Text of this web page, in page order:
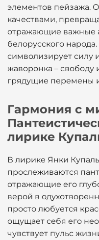
элементов пейзажа.
качествами,
отражающие важные
белорусского
символизирует силу
жаворонка – свободу
грядущие перемены
Гармония с
лирике
В лирике Янки
прослеживаются
отражающие его
верой в
просто любуется
ощущает себя его
чувствует пульс